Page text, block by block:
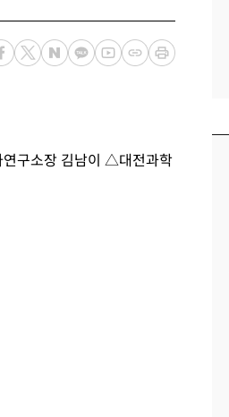
구소장 김남이 △대전과학